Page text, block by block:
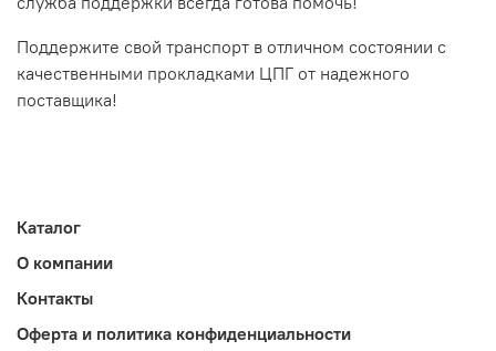
Поддержите свой транспорт в отличном состоянии с
качественными прокладками ЦПГ от надежного
поставщика!
Каталог
О компании
Контакты
Оферта и политика конфиденциальности